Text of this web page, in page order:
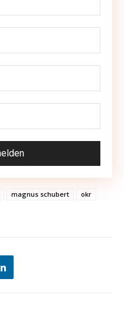
magnus schubert
okr